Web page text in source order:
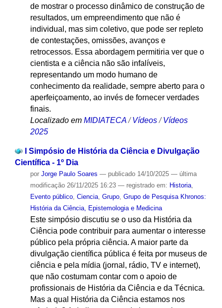
de mostrar o processo dinâmico de construção de
resultados, um empreendimento que não é
individual, mas sim coletivo, que pode ser repleto
de contestações, omissões, avanços e
retrocessos. Essa abordagem permitiria ver que o
cientista e a ciência não são infalíveis,
representando um modo humano de
conhecimento da realidade, sempre aberto para o
aperfeiçoamento, ao invés de fornecer verdades
finais.
Localizado em MIDIATECA /Vídeos /Vídeos
2025
I Simpósio de História da Ciência e Divulgação
Científica - 1º Dia
por Jorge Paulo Soares — publicado14/10/2025 — última
modificação26/11/2025 16:23 — registrado em: Historia,
Evento público, Ciencia, Grupo, Grupo de Pesquisa Khronos:
História da Ciência, Epistemologia e Medicina
Este simpósio discutiu se o uso da História da
Ciência pode contribuir para aumentar o interesse
público pela própria ciência. A maior parte da
divulgação científica pública é feita por museus de
ciência e pela mídia (jornal, rádio, TV e internet),
que não costumam contar com o apoio de
profissionais de História da Ciência e da Técnica.
Mas a qual História da Ciência estamos nos